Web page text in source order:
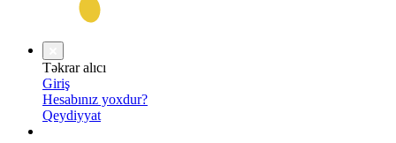
Təkrar alıcı
Giriş
Hesabınız yoxdur?
Qeydiyyat